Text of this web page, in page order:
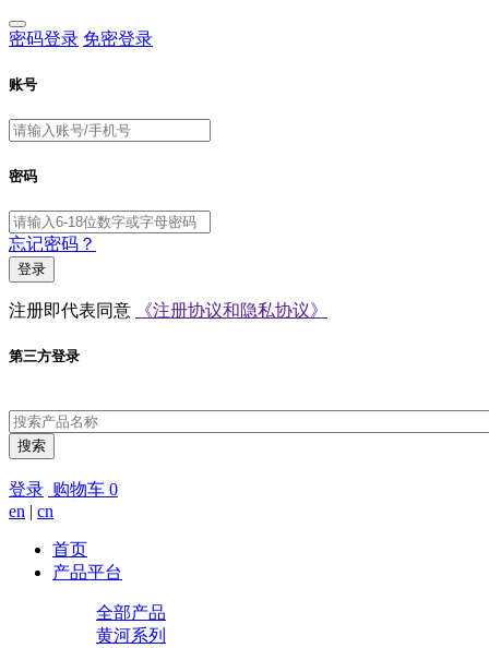
密码登录 免密登录
账号
密码
忘记密码？
登录
注册即代表同意 《注册协议和隐私协议》
第三方登录
搜索
登录 购物车 0
en | cn
首页
产品平台
全部产品
黄河系列